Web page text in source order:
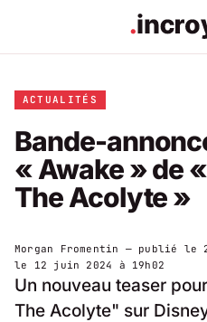
ACTUALITÉS
Bande-
« Awake » de
The Acolyte »
Morgan Fromentin — publié le
le 12 juin 2024 à 19h02
Un nouveau teaser
The Acolyte" sur